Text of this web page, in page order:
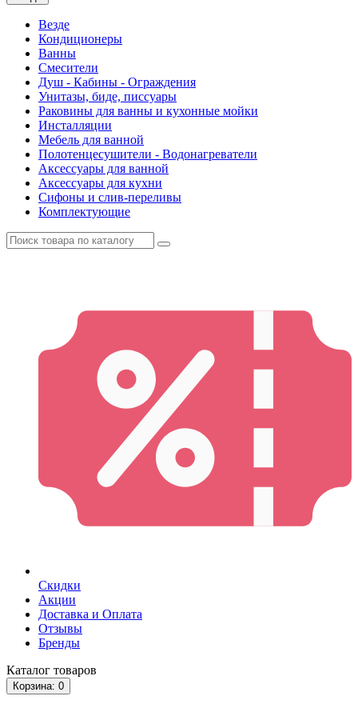
Везде
Кондиционеры
Ванны
Смесители
Душ - Кабины - Ограждения
Унитазы, биде, писсуары
Раковины для ванны и кухонные мойки
Инсталляции
Мебель для ванной
Полотенцесушители - Водонагреватели
Аксессуары для ванной
Аксессуары для кухни
Сифоны и слив-переливы
Комплектующие
Скидки
Акции
Доставка и Оплата
Отзывы
Бренды
Каталог товаров
Корзина: 0